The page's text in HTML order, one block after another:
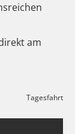
am
Tagesfahrt